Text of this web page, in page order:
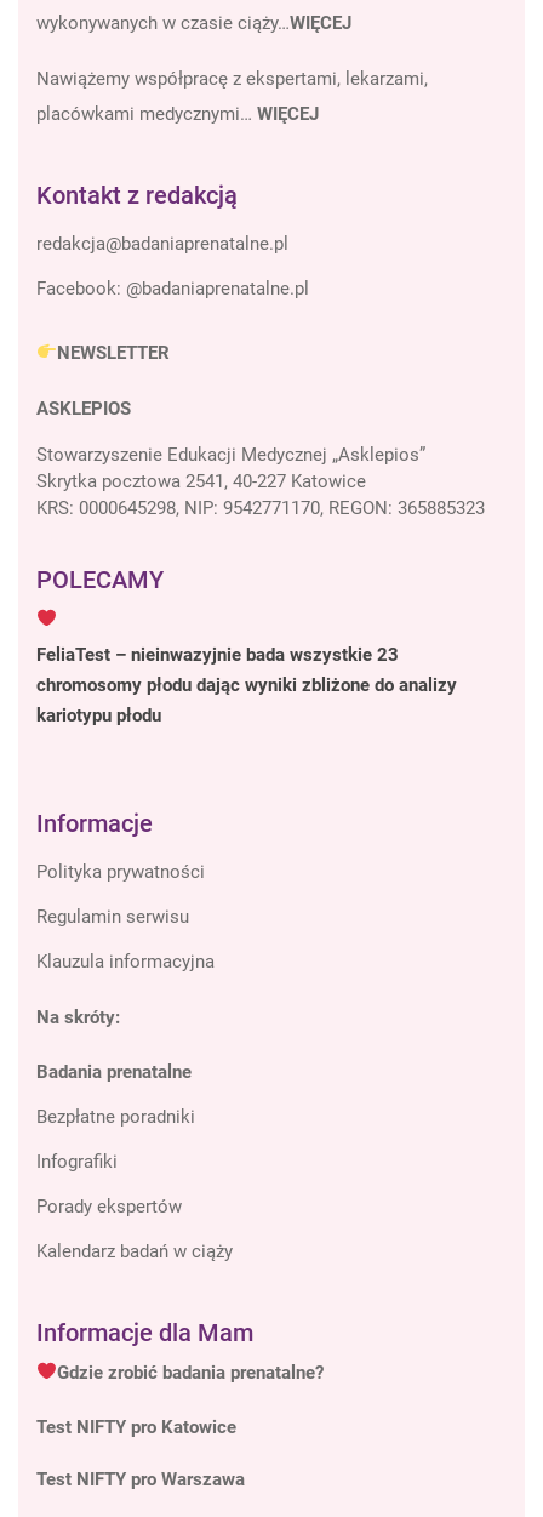
wykonywanych w czasie ciąży…WIĘCEJ
Nawiążemy współpracę z ekspertami, lekarzami,
placówkami medycznymi… WIĘCEJ
Kontakt z redakcją
Facebook: @badaniaprenatalne.pl
NEWSLETTER
ASKLEPIOS
Stowarzyszenie Edukacji Medycznej „Asklepios”
Skrytka pocztowa 2541, 40-227 Katowice
KRS: 0000645298, NIP: 9542771170, REGON: 365885323
POLECAMY
FeliaTest – nieinwazyjnie bada wszystkie 23
chromosomy płodu dając wyniki zbliżone do analizy
kariotypu płodu
Informacje
Polityka prywatności
Regulamin serwisu
Klauzula informacyjna
Na skróty:
Badania prenatalne
Bezpłatne poradniki
Infografiki
Porady ekspertów
Kalendarz badań w ciąży
Informacje dla Mam
Gdzie zrobić badania prenatalne?
Test NIFTY pro Katowice
Test NIFTY pro Warszawa